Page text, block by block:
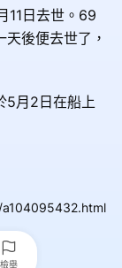
11日去世。69
後便去世了，
5月2日在船上
檢舉